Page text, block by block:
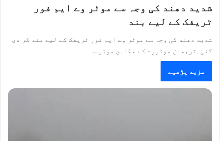
شدید دھند کی وجہ سے موٹر وے ایم فور
ٹریفک کے لیے بند
شدید دھند کی وجہ سے موٹر وے ایم فور ٹریفک کے لیے بند کر دی
گئی۔ترجمان موٹروے کے مطابق موٹر…
مزید پڑھیے